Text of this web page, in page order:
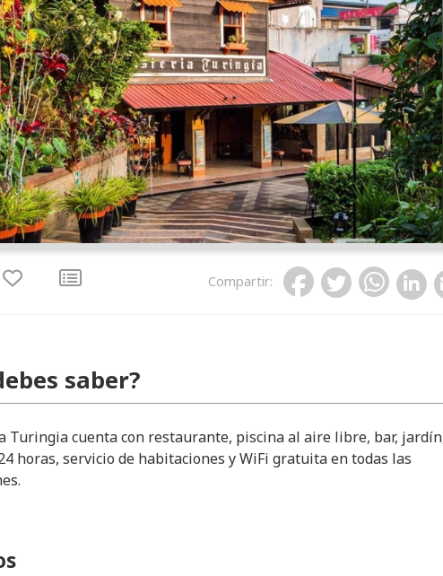
Compartir:
saber?
Turingia cuenta con restaurante, piscina al aire libre, bar,
horas, servicio de habitaciones y WiFi gratuita en todas las